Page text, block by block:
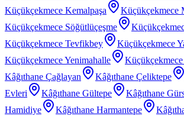
Küçükçekmece Kemalpaşa
Küçükçekmece
Küçükçekmece Söğütlüçeşme
Küçükçekmece Tevfikbey
Küçükçekmece
Küçükçekmece Yenimahalle
Kâğıthane Çağlayan
Kâğıthane Çeliktepe
Evleri
Kâğıthane Gültepe Kâğıthane
Hamidiye
Kâğıthane Harmantepe